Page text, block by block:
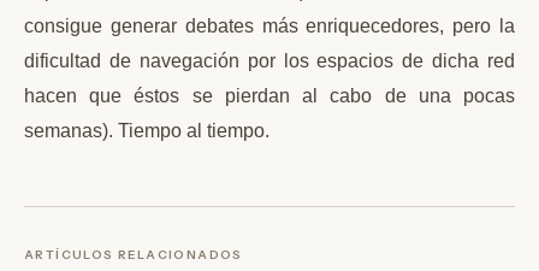
consigue generar debates más enriquecedores, pero la
dificultad de navegación por los espacios de dicha red
hacen que éstos se pierdan al cabo de una pocas
semanas). Tiempo al tiempo.
ARTÍCULOS RELACIONADOS